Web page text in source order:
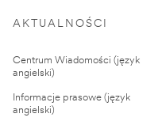
AKTUALNOŚCI
Centrum Wiadomości (język
angielski)
Informacje prasowe (język
angielski)